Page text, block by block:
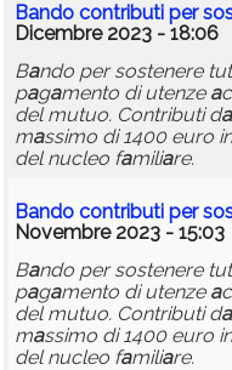
Bando contributi per
Dicembre 2023 - 18:06
Bando per sostenere
pagamento di utenze a
del mutuo. Contributi da
massimo di 1400 euro
del nucleo familiare.
Bando contributi per
Novembre 2023 - 15:03
Bando per sostenere
pagamento di utenze a
del mutuo. Contributi da
massimo di 1400 euro
del nucleo familiare.